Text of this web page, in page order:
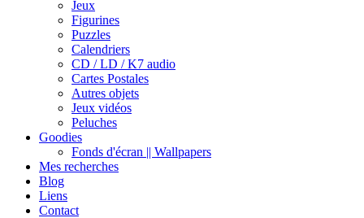
Jeux
Figurines
Puzzles
Calendriers
CD / LD / K7 audio
Cartes Postales
Autres objets
Jeux vidéos
Peluches
Goodies
Fonds d'écran || Wallpapers
Mes recherches
Blog
Liens
Contact